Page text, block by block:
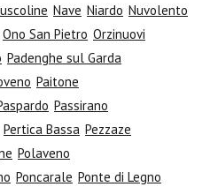
Nave Niardo Nuvolento
Ono San Pietro Orzinuovi
Padenghe sul Garda
Paitone
Passirano
Pertica Bassa Pezzaze
Polaveno
Poncarale Ponte di Legno